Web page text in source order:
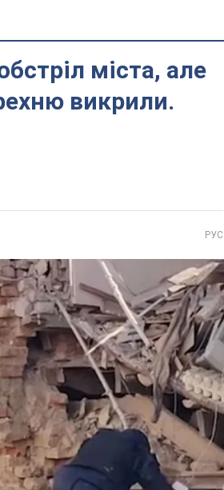
міста, але
викрили.
РУС